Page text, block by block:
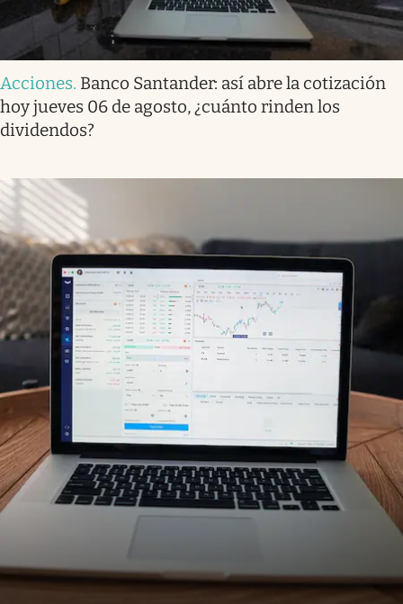
Acciones. Banco Santander: así abre la cotización
hoy jueves 06 de agosto, ¿cuánto rinden los
dividendos?